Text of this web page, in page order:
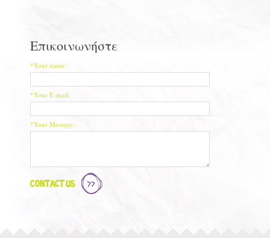
Επικοινωνήστε
*Your name:
*Your E-mail:
*Your Message:
Contact Us